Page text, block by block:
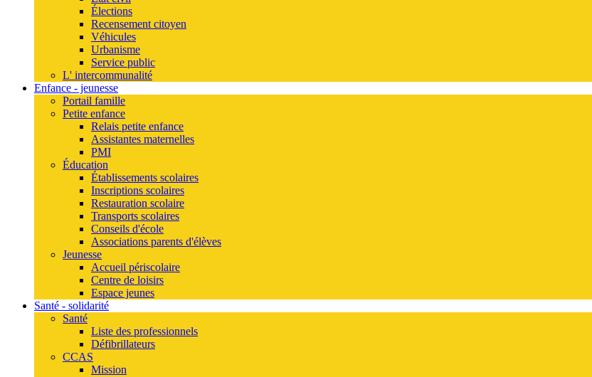
Élections
Recensement citoyen
Véhicules
Urbanisme
Service public
L' intercommunalité
Enfance - jeunesse
Portail famille
Petite enfance
Relais petite enfance
Assistantes maternelles
PMI
Éducation
Établissements scolaires
Inscriptions scolaires
Restauration scolaire
Transports scolaires
Conseils d'école
Associations parents d'élèves
Jeunesse
Accueil périscolaire
Centre de loisirs
Espace jeunes
Santé - solidarité
Santé
Liste des professionnels
Défibrillateurs
CCAS
Mission